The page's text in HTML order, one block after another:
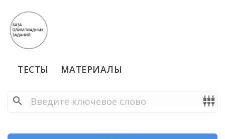
ТЕСТЫ МАТЕРИАЛЫ
search settings_input_component